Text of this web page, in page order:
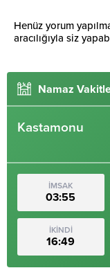
Henüz yorum
aracılığıyla siz
Namaz
Kastamonu
İMSAK
03:55
İKİNDİ
16:49